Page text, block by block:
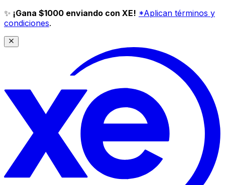
✨ ¡Gana $1000 enviando con XE! *Aplican términos y
condiciones.